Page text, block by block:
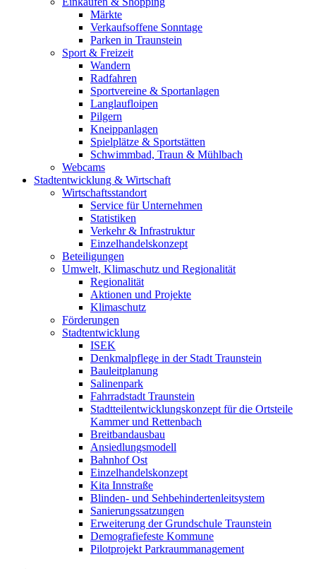
Märkte
Verkaufsoffene Sonntage
Parken in Traunstein
Sport & Freizeit
Wandern
Radfahren
Sportvereine & Sportanlagen
Langlaufloipen
Pilgern
Kneippanlagen
Spielplätze & Sportstätten
Schwimmbad, Traun & Mühlbach
Webcams
Stadtentwicklung & Wirtschaft
Wirtschaftsstandort
Service für Unternehmen
Statistiken
Verkehr & Infrastruktur
Einzelhandelskonzept
Beteiligungen
Umwelt, Klimaschutz und Regionalität
Regionalität
Aktionen und Projekte
Klimaschutz
Förderungen
Stadtentwicklung
ISEK
Denkmalpflege in der Stadt Traunstein
Bauleitplanung
Salinenpark
Fahrradstadt Traunstein
Stadtteilentwicklungskonzept für die Ortsteile
Kammer und Rettenbach
Breitbandausbau
Ansiedlungsmodell
Bahnhof Ost
Einzelhandelskonzept
Kita Innstraße
Blinden- und Sehbehindertenleitsystem
Sanierungssatzungen
Erweiterung der Grundschule Traunstein
Demografiefeste Kommune
Pilotprojekt Parkraummanagement